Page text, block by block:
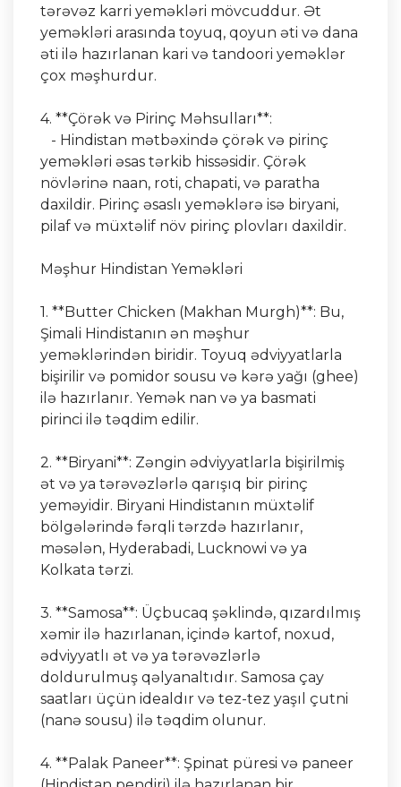
tərəvəz karri yeməkləri mövcuddur. Ət
yeməkləri arasında toyuq, qoyun əti və dana
əti ilə hazırlanan kari və tandoori yeməklər
çox məşhurdur.
4. **Çörək və Pirinç Məhsulları**:
- Hindistan mətbəxində çörək və pirinç
yeməkləri əsas tərkib hissəsidir. Çörək
növlərinə naan, roti, chapati, və paratha
daxildir. Pirinç əsaslı yeməklərə isə biryani,
pilaf və müxtəlif növ pirinç plovları daxildir.
Məşhur Hindistan Yeməkləri
1. **Butter Chicken (Makhan Murgh)**: Bu,
Şimali Hindistanın ən məşhur
yeməklərindən biridir. Toyuq ədviyyatlarla
bişirilir və pomidor sousu və kərə yağı (ghee)
ilə hazırlanır. Yemək nan və ya basmati
pirinci ilə təqdim edilir.
2. **Biryani**: Zəngin ədviyyatlarla bişirilmiş
ət və ya tərəvəzlərlə qarışıq bir pirinç
yeməyidir. Biryani Hindistanın müxtəlif
bölgələrində fərqli tərzdə hazırlanır,
məsələn, Hyderabadi, Lucknowi və ya
Kolkata tərzi.
3. **Samosa**: Üçbucaq şəklində, qızardılmış
xəmir ilə hazırlanan, içində kartof, noxud,
ədviyyatlı ət və ya tərəvəzlərlə
doldurulmuş qəlyanaltıdır. Samosa çay
saatları üçün idealdır və tez-tez yaşıl çutni
(nanə sousu) ilə təqdim olunur.
4. **Palak Paneer**: Şpinat püresi və paneer